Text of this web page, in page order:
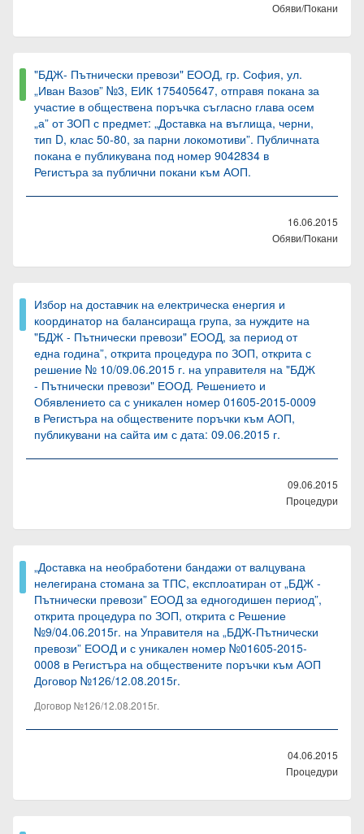
Обяви/Покани
"БДЖ- Пътнически превози" ЕООД, гр. София, ул.
„Иван Вазов” №3, ЕИК 175405647, отправя покана за
участие в обществена поръчка съгласно глава осем
„а” от ЗОП с предмет: „Доставка на въглища, черни,
тип D, клас 50-80, за парни локомотиви”. Публичната
покана е публикувана под номер 9042834 в
Регистъра за публични покани към АОП.
16.06.2015
Обяви/Покани
Избор на доставчик на електрическа енергия и
координатор на балансираща група, за нуждите на
"БДЖ - Пътнически превози" ЕООД, за период от
една година”, открита процедура по ЗОП, открита с
решение № 10/09.06.2015 г. на управителя на "БДЖ
- Пътнически превози" ЕООД. Решението и
Обявлението са с уникален номер 01605-2015-0009
в Регистъра на обществените поръчки към АОП,
публикувани на сайта им с дата: 09.06.2015 г.
09.06.2015
Процедури
„Доставка на необработени бандажи от валцувана
нелегирана стомана за ТПС, експлоатиран от „БДЖ -
Пътнически превози” ЕООД за едногодишен период”,
открита процедура по ЗОП, открита с Решение
№9/04.06.2015г. на Управителя на „БДЖ-Пътнически
превози” ЕООД и с уникален номер №01605-2015-
0008 в Регистъра на обществените поръчки към АОП
Договор №126/12.08.2015г.
Договор №126/12.08.2015г.
04.06.2015
Процедури